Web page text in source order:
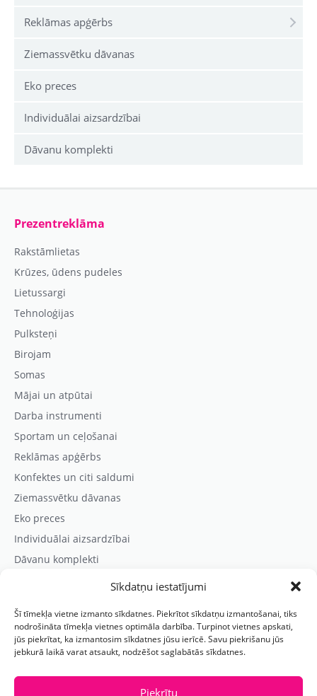
Sīkdatņu iestatījumi
Šī tīmekļa vietne izmanto sīkdatnes. Piekrītot sīkdatņu izmantošanai, tiks
nodrošināta tīmekļa vietnes optimāla darbība. Turpinot vietnes apskati,
jūs piekrītat, ka izmantosim sīkdatnes jūsu ierīcē. Savu piekrišanu jūs
jebkurā laikā varat atsaukt, nodzēšot saglabātās sīkdatnes.
Piekrītu
Reklāmas apģērbs
Ziemassvētku dāvanas
Eko preces
Individuālai aizsardzībai
Dāvanu komplekti
Prezentreklāma
Rakstāmlietas
Krūzes, ūdens pudeles
Lietussargi
Tehnoloģijas
Pulksteņi
Birojam
Somas
Mājai un atpūtai
Darba instrumenti
Sportam un ceļošanai
Reklāmas apģērbs
Konfektes un citi saldumi
Ziemassvētku dāvanas
Eko preces
Individuālai aizsardzībai
Dāvanu komplekti
Kontaktinformācija
Prezentreklāmas aģentūra “PARIS”
Reģ.nr.: 40103625328